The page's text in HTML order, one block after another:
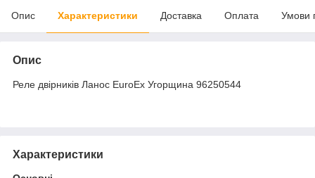
Опис Характеристики Доставка Оплата Умови
Опис
Реле двірників Ланос EuroEx Угорщина 96250544
Характеристики